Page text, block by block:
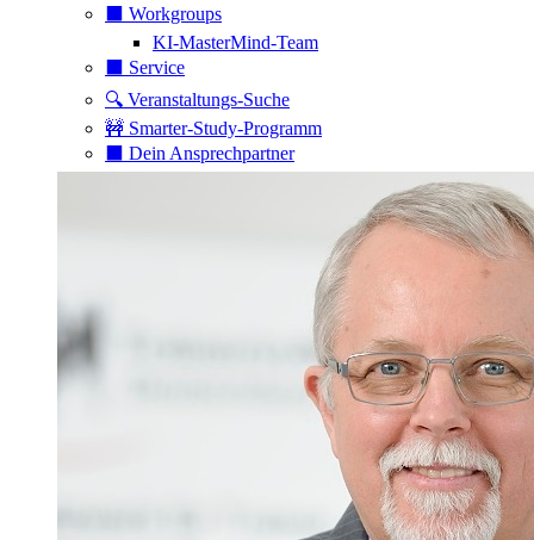
⬛️ Workgroups
KI-MasterMind-Team
⬛️ Service
🔍 Veranstaltungs-Suche
🚧 Smarter-Study-Programm
⬛️ Dein Ansprechpartner